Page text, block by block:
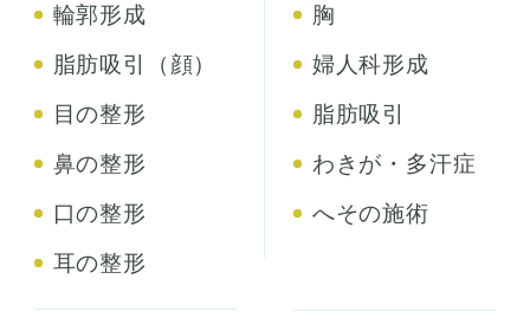
輪郭形成
脂肪吸引（顔）
目の整形
鼻の整形
口の整形
耳の整形
胸
婦人科形成
脂肪吸引
わきが・多汗症
へその施術